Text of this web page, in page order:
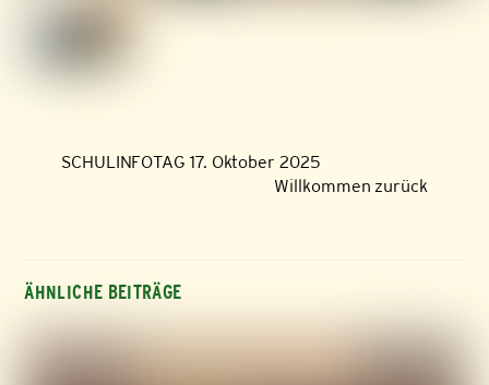
SCHULINFOTAG 17. Oktober 2025
Willkommen zurück
ÄHNLICHE BEITRÄGE